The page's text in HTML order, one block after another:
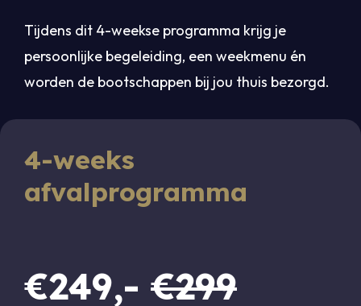
Tijdens dit 4-weekse programma krijg je
persoonlijke begeleiding, een weekmenu én
worden de bootschappen bij jou thuis bezorgd.
4-weeks
afvalprogramma
€249,- €299